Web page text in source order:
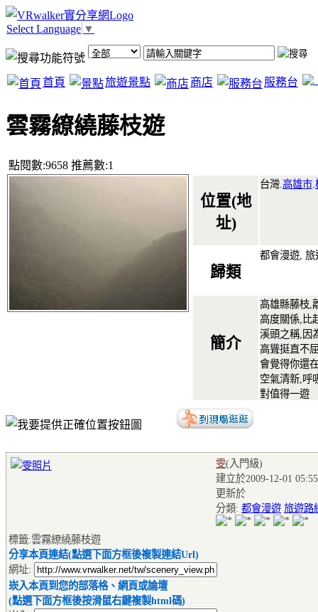
Select Language ▼
首頁 旅遊景點 商店 服務台
雲霧繚繞藤枝遊
點閱數:9658 推薦數:1
位置(地
址)
台灣. 高雄市
歸類
都會漫遊, 旅
簡介
高雄縣藤枝,
高度關係,比
溪頭之稱,因
高聳挺直不
會覺得你還
空氣清新,呼
對值得一遊
雯(入門級)
建立於2009-12-01
更新於
分類: 都會漫遊 旅遊路
標籤:雲霧繚繞藤枝遊
分享本頁連結(點選下面方框後複製連結Url)
網址:
崁入本頁到您的部落格、網頁或論壇
(點選下面方框後按滑鼠右鍵複製html碼)